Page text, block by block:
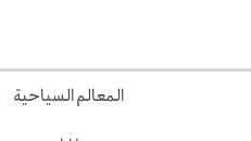
المعالم السياحية